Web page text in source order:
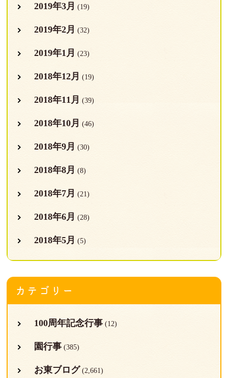
2019年3月 (19)
2019年2月 (32)
2019年1月 (23)
2018年12月 (19)
2018年11月 (39)
2018年10月 (46)
2018年9月 (30)
2018年8月 (8)
2018年7月 (21)
2018年6月 (28)
2018年5月 (5)
カテゴリー
100周年記念行事(12)
園行事(385)
お東ブログ (2,661)